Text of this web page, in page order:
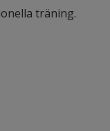
träning.